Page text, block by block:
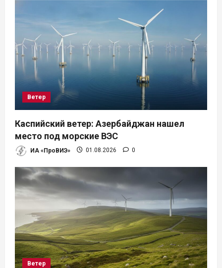
о
з
а
п
и
с
я
м
Ветер
Каспийский ветер: Азербайджан нашел
место под морские ВЭС
ИА «ПроВИЭ» 01.08.2026 0
Ветер